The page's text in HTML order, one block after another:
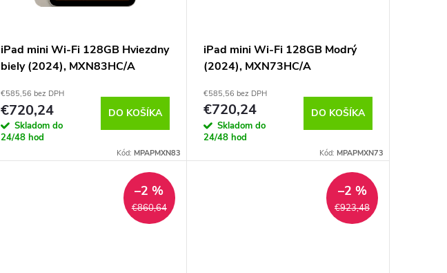
iPad mini Wi-Fi 128GB Hviezdny
biely (2024), MXN83HC/A
€585,56 bez DPH
€720,24
Skladom do
24/48 hod
DO KOŠÍKA
Kód: MPAPMXN83
iPad mini Wi-Fi 128GB Modrý
(2024), MXN73HC/A
€585,56 bez DPH
€720,24
Skladom do
24/48 hod
DO KOŠÍKA
Kód: MPAPMXN73
€860,64
–2 %
€923,48
–2 %